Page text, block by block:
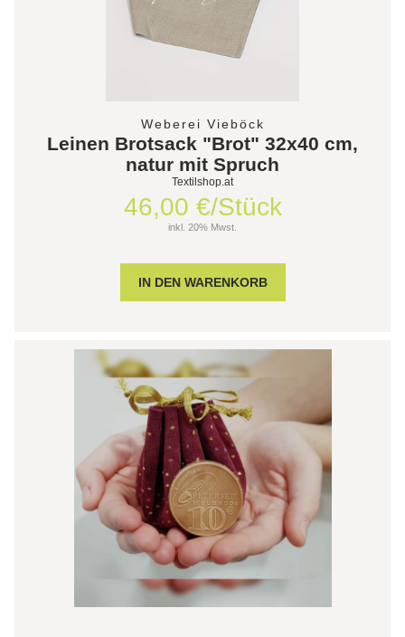
Weberei Vieböck
Leinen Brotsack "Brot" 32x40 cm,
natur mit Spruch
Textilshop.at
46,00 €/Stück
inkl. 20% Mwst.